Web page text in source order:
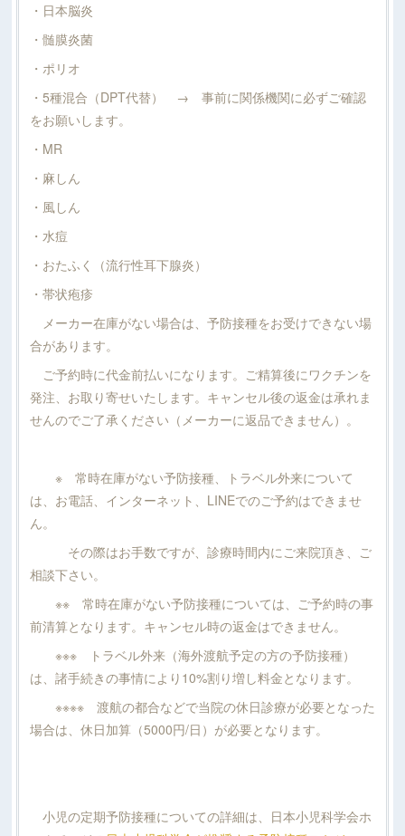
・日本脳炎
・髄膜炎菌
・ポリオ
・5種混合（DPT代替） → 事前に関係機関に必ずご確認
をお願いします。
・MR
・麻しん
・風しん
・水痘
・おたふく（流行性耳下腺炎）
・帯状疱疹
メーカー在庫がない場合は、予防接種をお受けできない場
合があります。
ご予約時に代金前払いになります。ご精算後にワクチンを
発注、お取り寄せいたします。キャンセル後の返金は承れま
せんのでご了承ください（メーカーに返品できません）。
※ 常時在庫がない予防接種、トラベル外来について
は、お電話、インターネット、LINEでのご予約はできませ
ん。
その際はお手数ですが、診療時間内にご来院頂き、ご
相談下さい。
※※ 常時在庫がない予防接種については、ご予約時の事
前清算となります。キャンセル時の返金はできません。
※※※ トラベル外来（海外渡航予定の方の予防接種）
は、諸手続きの事情により10%割り増し料金となります。
※※※※ 渡航の都合などで当院の休日診療が必要となった
場合は、休日加算（5000円/日）が必要となります。
小児の定期予防接種についての詳細は、日本小児科学会ホ